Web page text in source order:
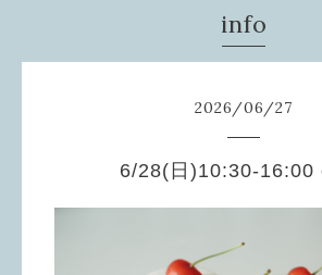
info
2026/06/27
6/28(日)10:30-16:00